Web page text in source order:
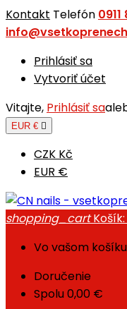
Kontakt Telefón 0911
Prihlásiť sa
Vytvoriť účet
Vitajte, Prihlásiť sa
EUR € 
CZK Kč
EUR €
shopping_cart Košík:
Vo vašom
Doručenie
Spolu0,00 €